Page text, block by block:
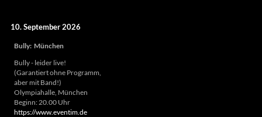
10. September 2026
Bully: München
Bully - leider live!
(Garantiert ohne Programm,
aber mit Band!)
Olympiahalle, München
Beginn: 20.00 Uhr
https://www.eventim.de